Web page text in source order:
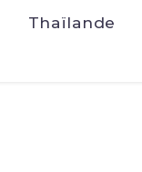
Thaïlande